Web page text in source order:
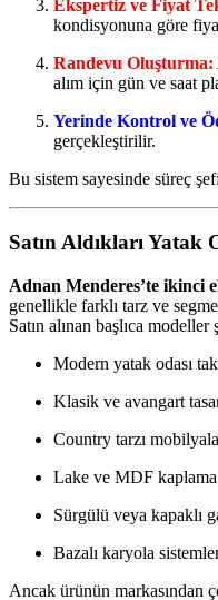
Ekspertiz ve Fiyat
kondisyonuna göre
Randevu Oluşturma:
alım için gün ve saat
Yerinde Kontrol ve
gerçekleştirilir.
Bu sistem sayesinde süreç
Satın Aldıkları Yatak
Adnan Menderes’te ikinci
genellikle farklı tarz ve
Satın alınan başlıca modeller
Modern yatak odası
Klasik ve avangart
Country tarzı
Lake ve MDF
Sürgülü veya kapaklı
Bazalı karyola
Ancak ürünün markasından